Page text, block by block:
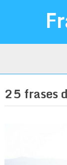
25 frases